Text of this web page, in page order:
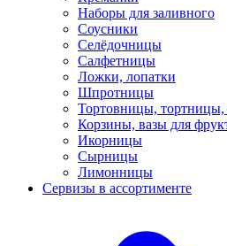
Наборы для заливного
Соусники
Селёдочницы
Салфетницы
Ложки, лопатки
Шпротницы
Тортовницы, тортницы,
Корзины, вазы для
Икорницы
Сырницы
Лимонницы
Сервизы в ассортименте